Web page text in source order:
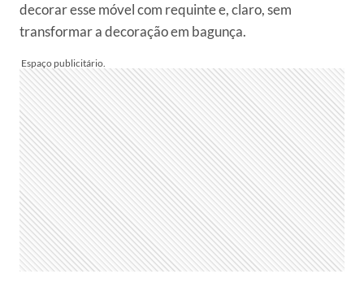
decorar esse móvel com requinte e, claro, sem
transformar a decoração em bagunça.